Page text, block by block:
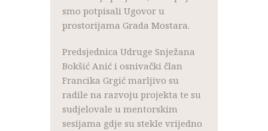
smo potpisali Ugovor u
prostorijama Grada Mostara.
Predsjednica Udruge Snježana
Bokšić Anić i osnivački član
Francika Grgić marljivo su
radile na razvoju projekta te su
sudjelovale u mentorskim
sesijama gdje su stekle vrijedno